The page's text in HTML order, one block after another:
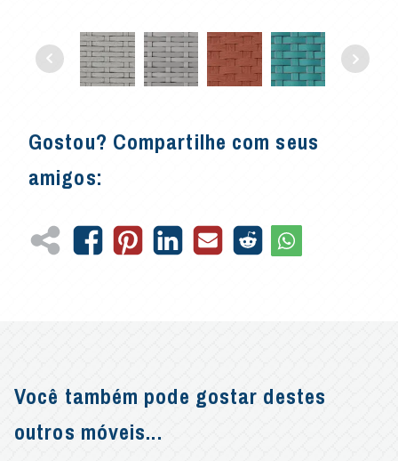
Gostou? Compartilhe com seus
amigos:
Você também pode gostar destes
outros móveis...